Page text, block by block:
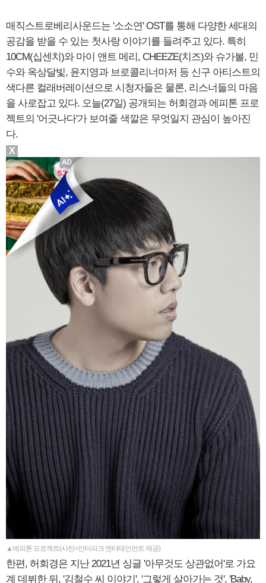
매직스트로베리사운드는 '소소연' OST를 통해 다양한 세대의
공감을 받을 수 있는 첫사랑 이야기를 들려주고 있다. 특히
10CM(십센치)와 마이 앤트 메리, CHEEZE(치즈)와 슈가볼, 민
수와 옥상달빛, 윤지영과 브로콜리너마저 등 신구 아티스트의
색다른 컬래버레이션으로 시청자들은 물론, 리스너들의 마음
을 사로잡고 있다. 오늘(27일) 공개되는 허회경과 에피톤 프로
젝트의 '어긋나다'가 보여줄 색깔은 무엇일지 관심이 높아진
다.
▲에피톤 프로젝트(사진=인터파크 엔터테인먼트 제공)
한편, 허회경은 지난 2021년 싱글 '아무것도 상관없어'로 가요
계 데뷔한 뒤, '김철수 씨 이야기', '그렇게 살아가는 것', 'Baby,
X